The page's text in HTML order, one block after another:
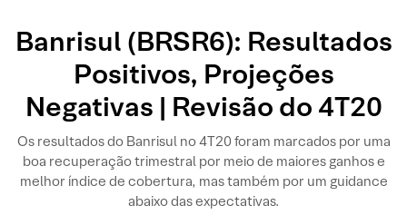
Banrisul (BRSR6): Resultados
Positivos, Projeções
Negativas | Revisão do 4T20
Os resultados do Banrisul no 4T20 foram marcados por uma
boa recuperação trimestral por meio de maiores ganhos e
melhor índice de cobertura, mas também por um guidance
abaixo das expectativas.